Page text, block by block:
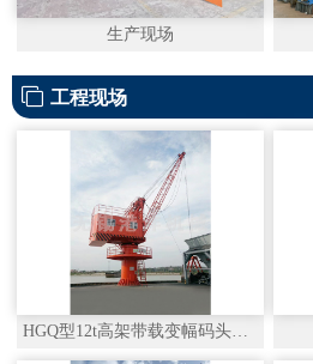
生产现场
工程现场